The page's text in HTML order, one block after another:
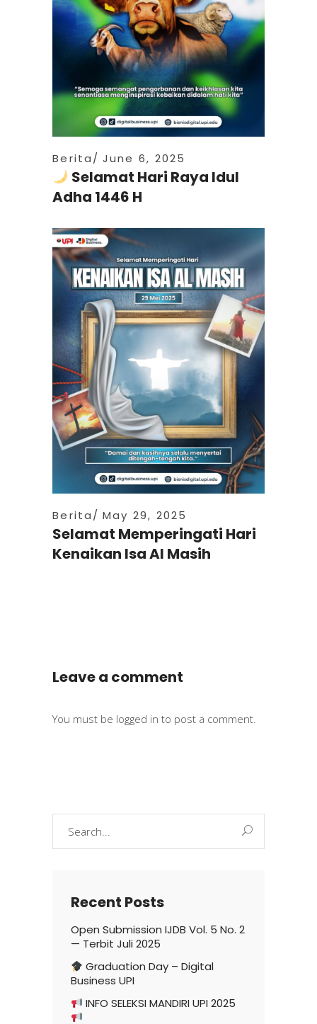
Berita June 6, 2025
Selamat Hari Raya Idul
Adha 1446 H
Berita May 29, 2025
Selamat Memperingati Hari
Kenaikan Isa Al Masih
Leave a comment
You must be logged in to post a comment.
Recent Posts
Open Submission IJDB Vol. 5 No. 2
— Terbit Juli 2025
Graduation Day – Digital
Business UPI
INFO SELEKSI MANDIRI UPI 2025